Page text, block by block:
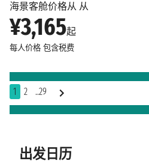
海景客舱价格从 从
¥3,165起
每人价格 包含税费
1 2 ..29
出发日历